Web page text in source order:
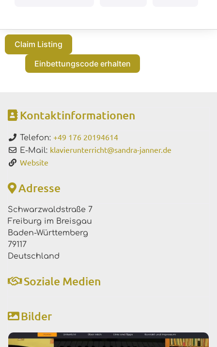
Claim Listing
Einbettungscode erhalten
Kontaktinformationen
Telefon: +49 176 20194614
E-Mail: klavierunterricht@sandra-janner.de
Website
Adresse
Schwarzwaldstraße 7
Freiburg im Breisgau
Baden-Württemberg
79117
Deutschland
Soziale Medien
Bilder